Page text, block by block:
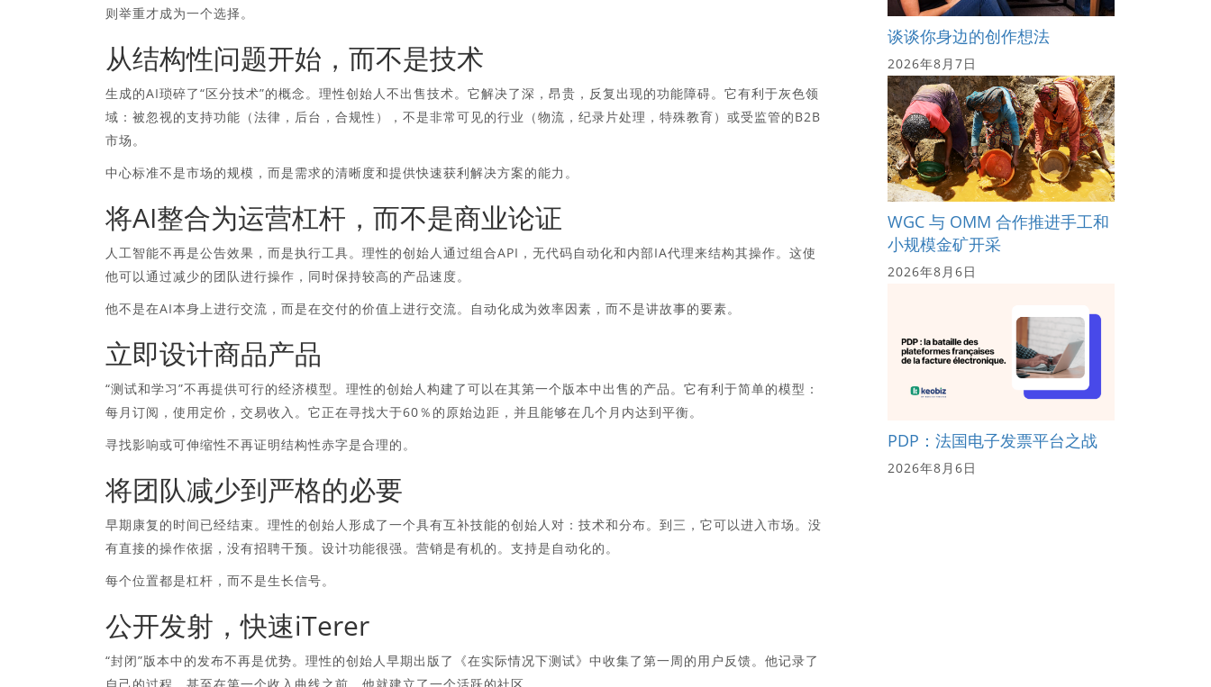
则举重才成为一个选择。
从结构性问题开始，而不是技术
生成的AI琐碎了“区分技术”的概念。理性创始人不出售技术。它解决了深，昂贵，反复出现的功能障碍。它有利于灰色领
域：被忽视的支持功能（法律，后台，合规性），不是非常可见的行业（物流，纪录片处理，特殊教育）或受监管的B2B
市场。
中心标准不是市场的规模，而是需求的清晰度和提供快速获利解决方案的能力。
将AI整合为运营杠杆，而不是商业论证
人工智能不再是公告效果，而是执行工具。理性的创始人通过组合API，无代码自动化和内部IA代理来结构其操作。这使
他可以通过减少的团队进行操作，同时保持较高的产品速度。
他不是在AI本身上进行交流，而是在交付的价值上进行交流。自动化成为效率因素，而不是讲故事的要素。
立即设计商品产品
“测试和学习”不再提供可行的经济模型。理性的创始人构建了可以在其第一个版本中出售的产品。它有利于简单的模型：
每月订阅，使用定价，交易收入。它正在寻找大于60％的原始边距，并且能够在几个月内达到平衡。
寻找影响或可伸缩性不再证明结构性赤字是合理的。
将团队减少到严格的必要
早期康复的时间已经结束。理性的创始人形成了一个具有互补技能的创始人对：技术和分布。到三，它可以进入市场。没
有直接的操作依据，没有招聘干预。设计功能很强。营销是有机的。支持是自动化的。
每个位置都是杠杆，而不是生长信号。
公开发射，快速iTerer
“封闭”版本中的发布不再是优势。理性的创始人早期出版了《在实际情况下测试》中收集了第一周的用户反馈。他记录了
谈谈你身边的创作想法
2026年8月7日
WGC 与 OMM 合作推进手工和
小规模金矿开采
2026年8月6日
PDP：法国电子发票平台之战
2026年8月6日